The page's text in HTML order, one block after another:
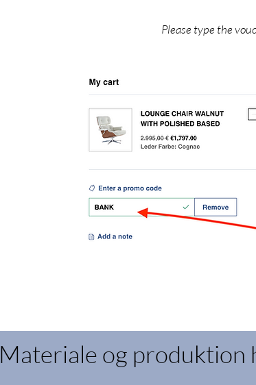
Please type the
Materiale og produktion